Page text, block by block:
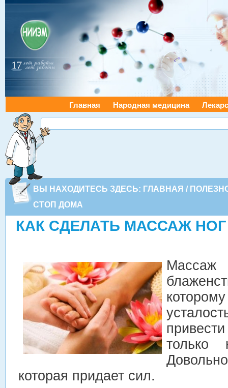
Главная Народная медицина
ВЫ НАХОДИТЕСЬ ЗДЕСЬ: ГЛАВНАЯ /
СТОП ДОМА
КАК СДЕЛАТЬ МАССАЖ
только
которая придает сил.